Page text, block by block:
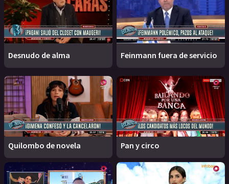
Desnudo de alma Feinmann fuera de servicio
Quilombo de novela Pan y circo